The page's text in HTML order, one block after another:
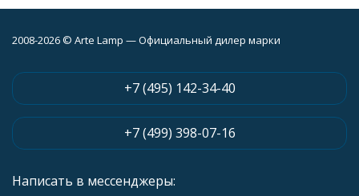
2008-2026 © Arte Lamp — Официальный дилер марки
+7 (495) 142-34-40
+7 (499) 398-07-16
Написать в мессенджеры: